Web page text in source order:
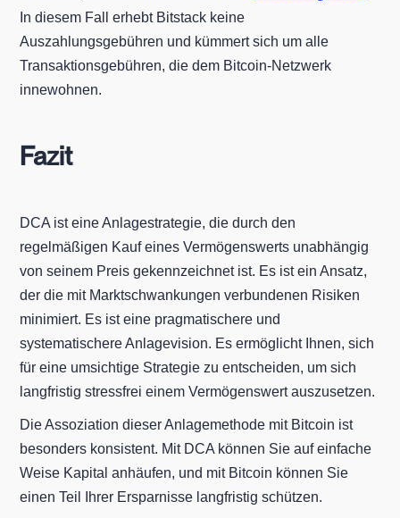
In diesem Fall erhebt Bitstack keine
Auszahlungsgebühren und kümmert sich um alle
Transaktionsgebühren, die dem Bitcoin-Netzwerk
innewohnen.
Fazit
DCA ist eine Anlagestrategie, die durch den
regelmäßigen Kauf eines Vermögenswerts unabhängig
von seinem Preis gekennzeichnet ist. Es ist ein Ansatz,
der die mit Marktschwankungen verbundenen Risiken
minimiert. Es ist eine pragmatischere und
systematischere Anlagevision. Es ermöglicht Ihnen, sich
für eine umsichtige Strategie zu entscheiden, um sich
langfristig stressfrei einem Vermögenswert auszusetzen.
Die Assoziation dieser Anlagemethode mit Bitcoin ist
besonders konsistent. Mit DCA können Sie auf einfache
Weise Kapital anhäufen, und mit Bitcoin können Sie
einen Teil Ihrer Ersparnisse langfristig schützen.